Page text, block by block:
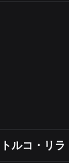
トルコ・リラ